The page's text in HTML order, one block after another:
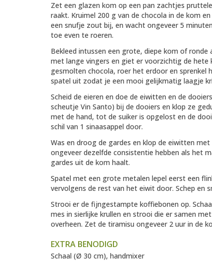
Zet een glazen kom op een pan zachtjes
raakt. Kruimel 200 g van de chocola in de kom
een snufje zout bij, en wacht ongeveer 5
toe even te roeren.
Bekleed intussen een grote, diepe kom of ronde
met lange vingers en giet er voorzichtig de hete
gesmolten chocola, roer het erdoor en sprenkel
spatel uit zodat je een mooi gelijkmatig laagje
Scheid de eieren en doe de eiwitten en de
scheutje Vin Santo) bij de dooiers en klop ze
met de hand, tot de suiker is opgelost en de
schil van 1 sinaasappel door.
Was en droog de gardes en klop de eiwitten
ongeveer dezelfde consistentie hebben als het
gardes uit de kom haalt.
Spatel met een grote metalen lepel eerst een
vervolgens de rest van het eiwit door. Schep en
Strooi er de fijngestampte koffiebonen op.
mes in sierlijke krullen en strooi die er samen
overheen. Zet de tiramisu ongeveer 2 uur in de
EXTRA BENODIGD
Schaal (Ø 30 cm), handmixer